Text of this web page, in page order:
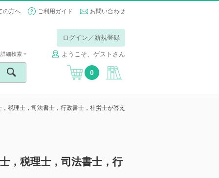
の方へ ご利用ガイド お問い合わせ
ログイン／新規登録
ようこそ、ゲストさん
詳細検索
0
税理士，司法書士，行政書士，社労士が答え
，税理士，司法書士，行